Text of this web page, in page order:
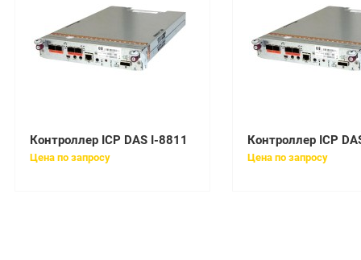
Контроллер ICP DAS I-8811
Цена по запросу
Контроллер ICP
Цена по запросу